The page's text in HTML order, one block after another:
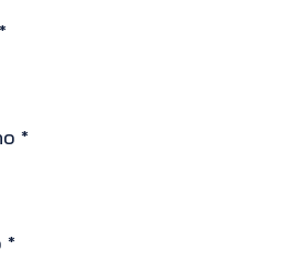
*
*
*